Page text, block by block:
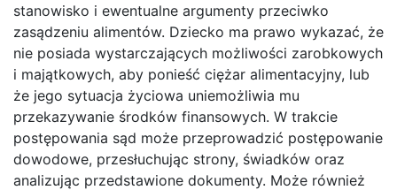
stanowisko i ewentualne argumenty przeciwko
zasądzeniu alimentów. Dziecko ma prawo wykazać, że
nie posiada wystarczających możliwości zarobkowych
i majątkowych, aby ponieść ciężar alimentacyjny, lub
że jego sytuacja życiowa uniemożliwia mu
przekazywanie środków finansowych. W trakcie
postępowania sąd może przeprowadzić postępowanie
dowodowe, przesłuchując strony, świadków oraz
analizując przedstawione dokumenty. Może również